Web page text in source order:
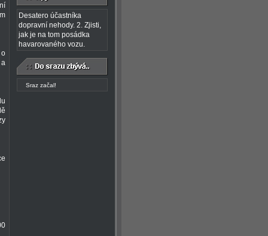
o
a
Desatero účastníka
dopravní nehody. 2. Zjisti,
jak je na tom posádka
havarovaného vozu.